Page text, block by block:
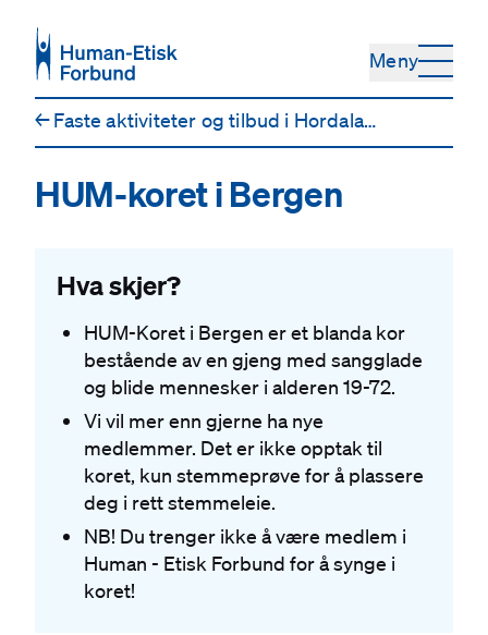
Meny
←Faste aktiviteter og tilbud i Hordaland
HUM-koret i Bergen
Hva skjer?
HUM-Koret i Bergen er et blanda kor
bestående av en gjeng med sangglade
og blide mennesker i alderen 19-72.
Vi vil mer enn gjerne ha nye
medlemmer. Det er ikke opptak til
koret, kun stemmeprøve for å plassere
deg i rett stemmeleie.
NB! Du trenger ikke å være medlem i
Human - Etisk Forbund for å synge i
koret!